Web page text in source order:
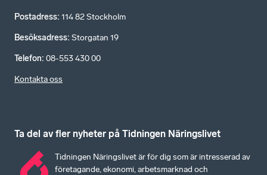
Postadress: 114 82 Stockholm
Besöksadress: Storgatan 19
Telefon: 08-553 430 00
Kontakta oss
Ta del av fler nyheter på Tidningen Näringslivet
Tidningen Näringslivet är för dig som är intresserad av
företagande, ekonomi, arbetsmarknad och